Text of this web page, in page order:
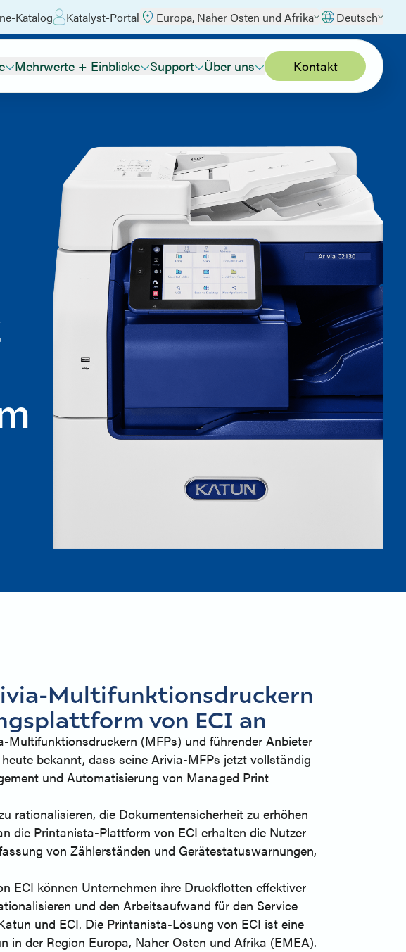
Katalog Katalyst-Portal Europa, Naher Osten und Afrika Deutsch
Mehrwerte + Einblicke Support Über uns Kontakt
Multifunktionsdruckern
von ECI an
(MFPs) und führender Anbieter
bekannt, dass seine Arivia-MFPs jetzt vollständig
und Automatisierung von Managed Print
rationalisieren, die Dokumentensicherheit zu erhöhen
die Printanista-Plattform von ECI erhalten die Nutzer
von Zählerständen und Gerätestatuswarnungen,
ECI können Unternehmen ihre Druckflotten effektiver
und den Arbeitsaufwand für den Service
und ECI. Die Printanista-Lösung von ECI ist eine
der Region Europa, Naher Osten und Afrika (EMEA).